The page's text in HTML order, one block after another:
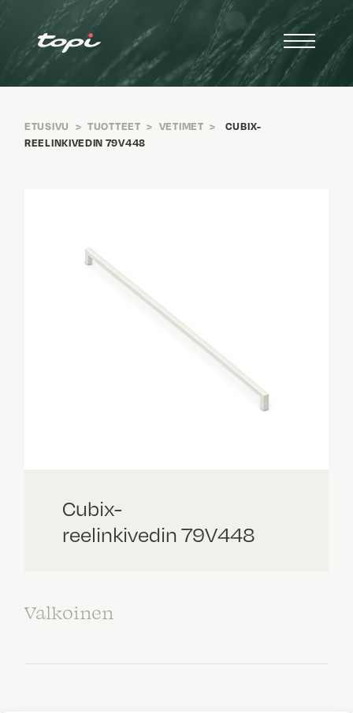
ETUSIVU > TUOTTEET > VETIMET >
CUBIX-
REELINKIVEDIN 79V448
Cubix-
reelinkivedin 79V448
Valkoinen